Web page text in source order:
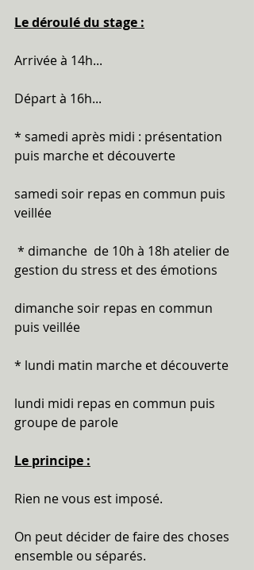
Le déroulé du stage :
Arrivée à 14h...
Départ à 16h...
* samedi après midi : présentation
puis marche et découverte
samedi soir repas en commun puis
veillée
gestion du stress et des émotions
dimanche soir repas en commun
puis veillée
* lundi matin marche et découverte
lundi midi repas en commun puis
groupe de parole
Le principe :
Rien ne vous est imposé.
On peut décider de faire des choses
ensemble ou séparés.